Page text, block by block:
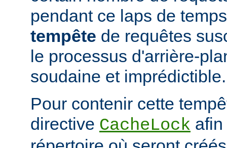
pendant ce laps de
tempête de requêtes
le processus d'arrière-
soudaine et imprédictible.
Pour contenir cette
directive CacheLock